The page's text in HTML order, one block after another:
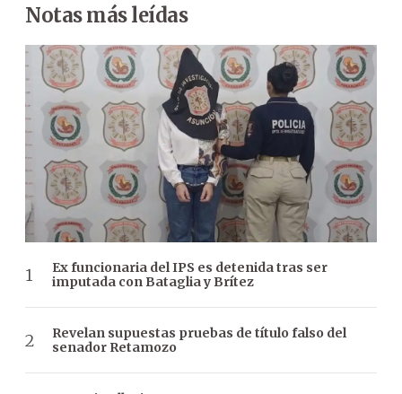
Notas más leídas
Ex funcionaria del IPS es detenida tras ser
imputada con Bataglia y Brítez
Revelan supuestas pruebas de título falso del
senador Retamozo